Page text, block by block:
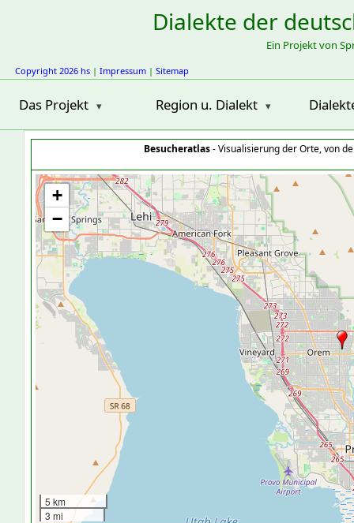
Dialekte der
Ein Projekt von
Copyright 2026 hs | Impressum | Sitemap
Das Projekt Region u. Dialekt
Besucheratlas- Visualisierung der Orte, von
+
−
5 km
3 mi